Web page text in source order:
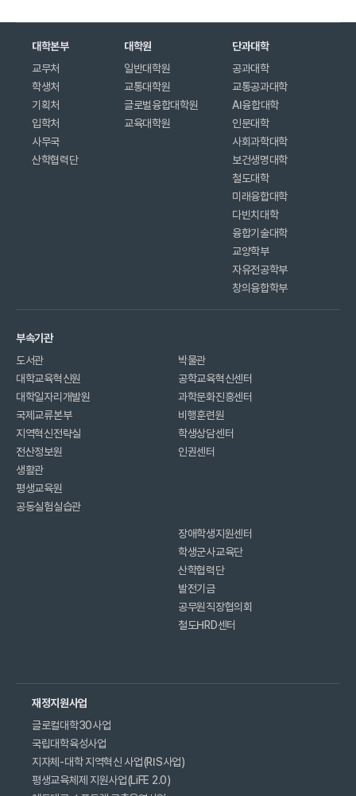
대학본부
교무처
학생처
기획처
입학처
사무국
산학협력단
대학원
일반대학원
교통대학원
글로벌융합대학원
교육대학원
단과대학
공과대학
교통공과대학
AI융합대학
인문대학
사회과학대학
보건생명대학
철도대학
미래융합대학
다빈치대학
융합기술대학
교양학부
자유전공학부
창의융합학부
부속기관
도서관
대학교육혁신원
대학일자리개발원
국제교류본부
지역혁신전략실
전산정보원
생활관
평생교육원
공동실험실습관
박물관
공학교육혁신센터
과학문화진흥센터
비행훈련원
학생상담센터
인권센터
장애학생지원센터
학생군사교육단
산학협력단
발전기금
공무원직장협의회
철도HRD센터
재정지원사업
글로컬대학30사업
국립대학육성사업
지자체-대학 지역혁신 사업(RIS사업)
평생교육체제 지원사업(LiFE 2.0)